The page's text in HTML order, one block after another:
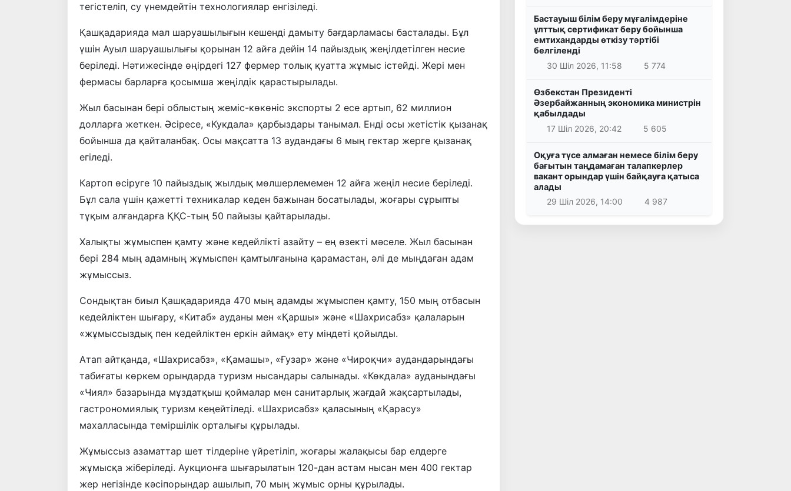
тегістеліп, су үнемдейтін технологиялар енгізіледі.
Қашқадарияда мал шаруашылығын кешенді дамыту бағдарламасы басталады. Бұл
үшін Ауыл шаруашылығы қорынан 12 айға дейін 14 пайыздық жеңілдетілген несие
беріледі. Нәтижесінде өңірдегі 127 фермер толық қуатта жұмыс істейді. Жері мен
фермасы барларға қосымша жеңілдік қарастырылады.
Жыл басынан бері облыстың жеміс-көкөніс экспорты 2 есе артып, 62 миллион
долларға жеткен. Әсіресе, «Кукдала» қарбыздары танымал. Енді осы жетістік қызанақ
бойынша да қайталанбақ. Осы мақсатта 13 аудандағы 6 мың гектар жерге қызанақ
егіледі.
Картоп өсіруге 10 пайыздық жылдық мөлшерлемемен 12 айға жеңіл несие беріледі.
Бұл сала үшін қажетті техникалар кеден бажынан босатылады, жоғары сұрыпты
тұқым алғандарға ҚҚС-тың 50 пайызы қайтарылады.
Халықты жұмыспен қамту және кедейлікті азайту – ең өзекті мәселе. Жыл басынан
бері 284 мың адамның жұмыспен қамтылғанына қарамастан, әлі де мыңдаған адам
жұмыссыз.
Сондықтан биыл Қашқадарияда 470 мың адамды жұмыспен қамту, 150 мың отбасын
кедейліктен шығару, «Китаб» ауданы мен «Қаршы» және «Шахрисабз» қалаларын
«жұмыссыздық пен кедейліктен еркін аймақ» ету міндеті қойылды.
Атап айтқанда, «Шахрисабз», «Қамашы», «Ғузар» және «Чироқчи» аудандарындағы
табиғаты көркем орындарда туризм нысандары салынады. «Көкдала» ауданындағы
«Чиял» базарында мұздатқыш қоймалар мен санитарлық жағдай жақсартылады,
гастрономиялық туризм кеңейтіледі. «Шахрисабз» қаласының «Қарасу»
махалласында теміршілік орталығы құрылады.
Жұмыссыз азаматтар шет тілдеріне үйретіліп, жоғары жалақысы бар елдерге
жұмысқа жіберіледі. Аукционға шығарылатын 120-дан астам нысан мен 400 гектар
жер негізінде кәсіпорындар ашылып, 70 мың жұмыс орны құрылады.
Бастауыш білім беру мұғалімдеріне
ұлттық сертификат беру бойынша
емтихандарды өткізу тәртібі
белгіленді
30 Шіл 2026, 11:58
5 774
Өзбекстан Президенті
Әзербайжанның экономика министрін
қабылдады
17 Шіл 2026, 20:42
5 605
Оқуға түсе алмаған немесе білім беру
бағытын таңдамаған талапкерлер
вакант орындар үшін байқауға қатыса
алады
29 Шіл 2026, 14:00
4 987